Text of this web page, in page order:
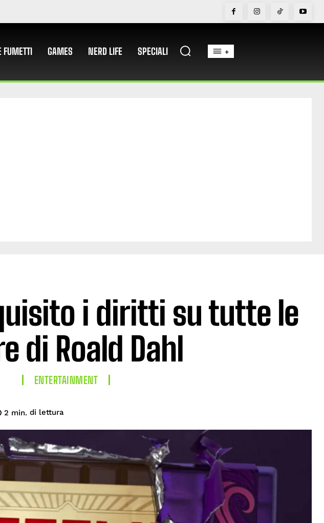
FUMETTI GAMES NERD LIFE SPECIALI +
i diritti su tutte le
di Roald Dahl
ENTERTAINMENT
2 min. di lettura